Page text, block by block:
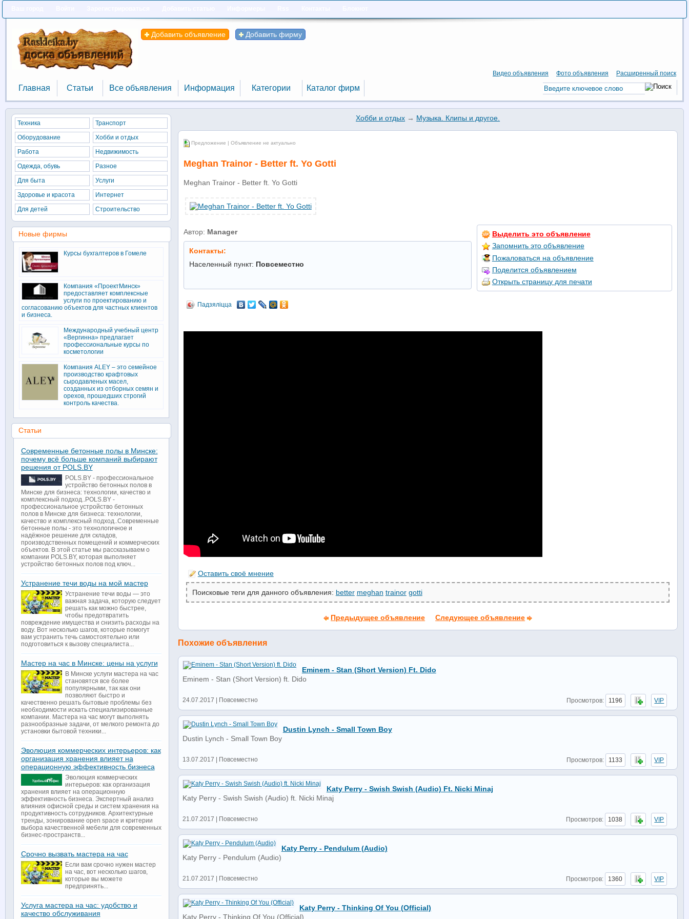
Добавить объявление Добавить фирму
Видео объявления Фото объявления Расширенный поиск
Главная
Главная
Статьи
Статьи
Все объявления
Все объявления
Информация Категории Каталог фирм
Хобби и отдых → Музыка. Клипы и другое.
Предложение | Объявление не актуально
Meghan Trainor - Better ft. Yo Gotti
Meghan Trainor - Better ft. Yo Gotti
Автор: Manager
Контакты:
Населенный пункт: Повсеместно
Выделить это объявление
Запомнить это объявление
Пожаловаться на объявление
Поделится объявлением
Открыть страницу для печати
Падзяліцца
Оставить своё мнение
Поисковые теги для данного объявления: better meghan trainor gotti
Предыдущее объявление Следующее объявление
Похожие объявления
Eminem - Stan (Short Version) Ft. Dido
Eminem - Stan (Short Version) ft. Dido
24.07.2017 | Повсеместно Просмотров: 1196 VIP
Dustin Lynch - Small Town Boy
Dustin Lynch - Small Town Boy
13.07.2017 | Повсеместно Просмотров: 1133 VIP
Katy Perry - Swish Swish (Audio) Ft. Nicki Minaj
Katy Perry - Swish Swish (Audio) ft. Nicki Minaj
21.07.2017 | Повсеместно Просмотров: 1038 VIP
Katy Perry - Pendulum (Audio)
Katy Perry - Pendulum (Audio)
21.07.2017 | Повсеместно Просмотров: 1360 VIP
Katy Perry - Thinking Of You (Official)
Katy Perry - Thinking Of You (Official)
Техника
Транспорт
Оборудование
Хобби и отдых
Работа
Недвижимость
Одежда, обувь
Разное
Для быта
Услуги
Здоровье и красота
Интернет
Для детей
Строительство
Новые фирмы
Курсы бухгалтеров в Гомеле
Компания «ПроектМинск»
предоставляет комплексные
услуги по проектированию и
согласованию объектов для частных клиентов
и бизнеса.
Международный учебный центр
«Вергинна» предлагает
профессиональные курсы по
косметологии
Компания ALEY – это семейное
производство крафтовых
сыродавленых масел,
созданных из отборных семян и
орехов, прошедших строгий
контроль качества.
Статьи
Современные бетонные полы в Минске:
почему всё больше компаний выбирают
решения от POLS.BY
POLS.BY - профессиональное
устройство бетонных полов в
Минске для бизнеса: технологии, качество и
комплексный подход..POLS.BY -
профессиональное устройство бетонных
полов в Минске для бизнеса: технологии,
качество и комплексный подход..Современные
бетонные полы - это технологичное и
надёжное решение для складов,
производственных помещений и коммерческих
объектов. В этой статье мы рассказываем о
компании POLS.BY, которая выполняет
устройство бетонных полов под ключ...
Устранение течи воды на мой мастер
Устранение течи воды — это
важная задача, которую следует
решать как можно быстрее,
чтобы предотвратить
повреждение имущества и снизить расходы на
воду. Вот несколько шагов, которые помогут
вам устранить течь самостоятельно или
подготовиться к вызову специалиста...
Мастер на час в Минске: цены на услуги
В Минске услуги мастера на час
становятся все более
популярными, так как они
позволяют быстро и
качественно решать бытовые проблемы без
необходимости искать специализированные
компании. Мастера на час могут выполнять
разнообразные задачи, от мелкого ремонта до
установки бытовой техники...
Эволюция коммерческих интерьеров: как
организация хранения влияет на
операционную эффективность бизнеса
Эволюция коммерческих
интерьеров: как организация
хранения влияет на операционную
эффективность бизнеса. Экспертный анализ
влияния офисной среды и систем хранения на
продуктивность сотрудников. Архитектурные
тренды, зонирование open space и критерии
выбора качественной мебели для современных
бизнес-пространств...
Срочно вызвать мастера на час
Если вам срочно нужен мастер
на час, вот несколько шагов,
которые вы можете
предпринять...
Услуга мастера на час: удобство и
качество обслуживания